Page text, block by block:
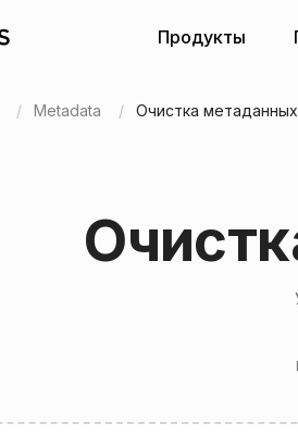
Продукты
Metadata Очистка метаданных